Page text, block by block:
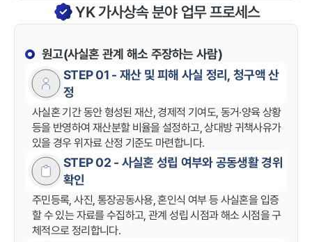
YK 가사상속 분야 업무 프로세스
원고(사실혼 관계 해소 주장하는 사람)
STEP 01 - 재산 및 피해 사실 정리, 청구액 산
정
사실혼 기간 동안 형성된 재산, 경제적 기여도, 동거·양육 상황
등을 반영하여 재산분할 비율을 설정하고, 상대방 귀책사유가
있을 경우 위자료 산정 기준도 마련합니다.
STEP 02 - 사실혼 성립 여부와 공동생활 경위
확인
주민등록, 사진, 통장공동사용, 혼인식 여부 등 사실혼을 입증
할 수 있는 자료를 수집하고, 관계 성립 시점과 해소 시점을 구
체적으로 정리합니다.